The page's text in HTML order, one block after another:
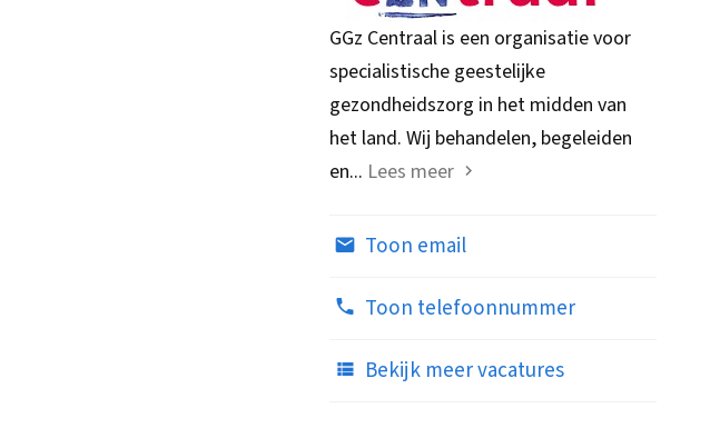
GGz Centraal is een organisatie voor
specialistische geestelijke
gezondheidszorg in het midden van
het land. Wij behandelen, begeleiden
en... Lees meer
Toon email
Toon telefoonnummer
Bekijk meer vacatures